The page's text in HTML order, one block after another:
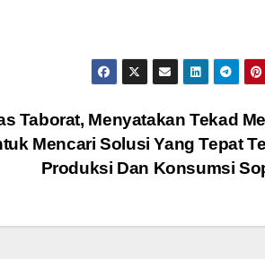
Taborat, Menyatakan Tekad
Mencari Solusi Yang Tepat
Produksi Dan Konsumsi